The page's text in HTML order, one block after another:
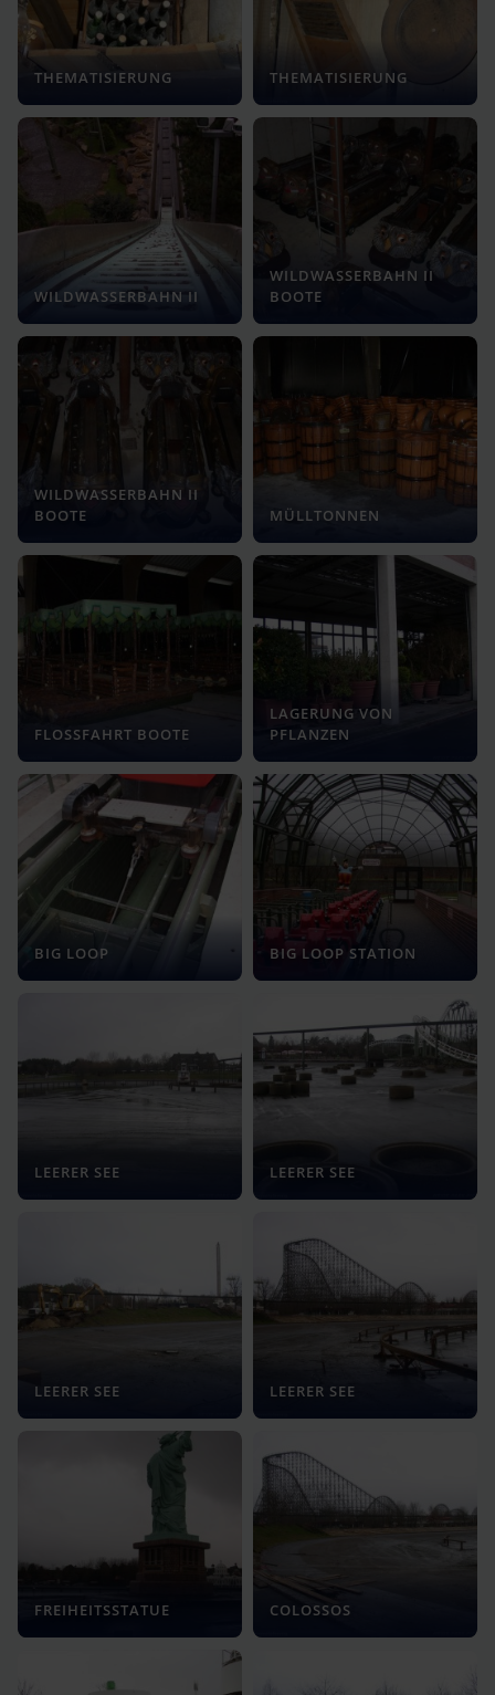
THEMATISIERUNG THEMATISIERUNG
WILDWASSERBAHN II
WILDWASSERBAHN II
BOOTE
WILDWASSERBAHN II
BOOTE
MÜLLTONNEN
FLOSSFAHRT BOOTE
LAGERUNG VON
PFLANZEN
BIG LOOP BIG LOOP STATION
LEERER SEE LEERER SEE
LEERER SEE LEERER SEE
FREIHEITSSTATUE COLOSSOS